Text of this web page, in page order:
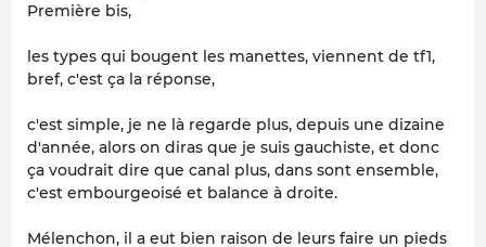
Première bis,
les types qui bougent les manettes, viennent de tf1,
bref, c'est ça la réponse,
c'est simple, je ne là regarde plus, depuis une dizaine
d'année, alors on diras que je suis gauchiste, et donc
ça voudrait dire que canal plus, dans sont ensemble,
c'est embourgeoisé et balance à droite.
Mélenchon, il a eut bien raison de leurs faire un pieds